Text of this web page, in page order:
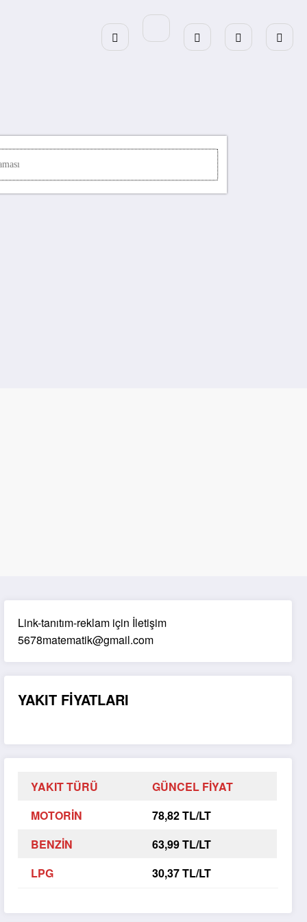
Link-tanıtım-reklam için İletişim
5678matematik@gmail.com
YAKIT FİYATLARI
YAKIT TÜRÜ
GÜNCEL FİYAT
MOTORİN
78,82 TL/LT
BENZİN
63,99 TL/LT
LPG
30,37 TL/LT